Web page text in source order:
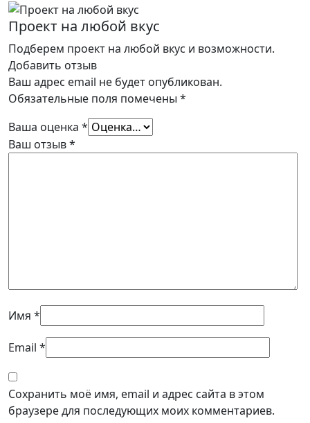
Проект на любой вкус
Подберем проект на любой вкус и возможности.
Добавить отзыв
Ваш адрес email не будет опубликован.
Обязательные поля помечены *
Ваша оценка *
Ваш отзыв*
Имя *
Email *
Сохранить моё имя, email и адрес сайта в этом
браузере для последующих моих комментариев.